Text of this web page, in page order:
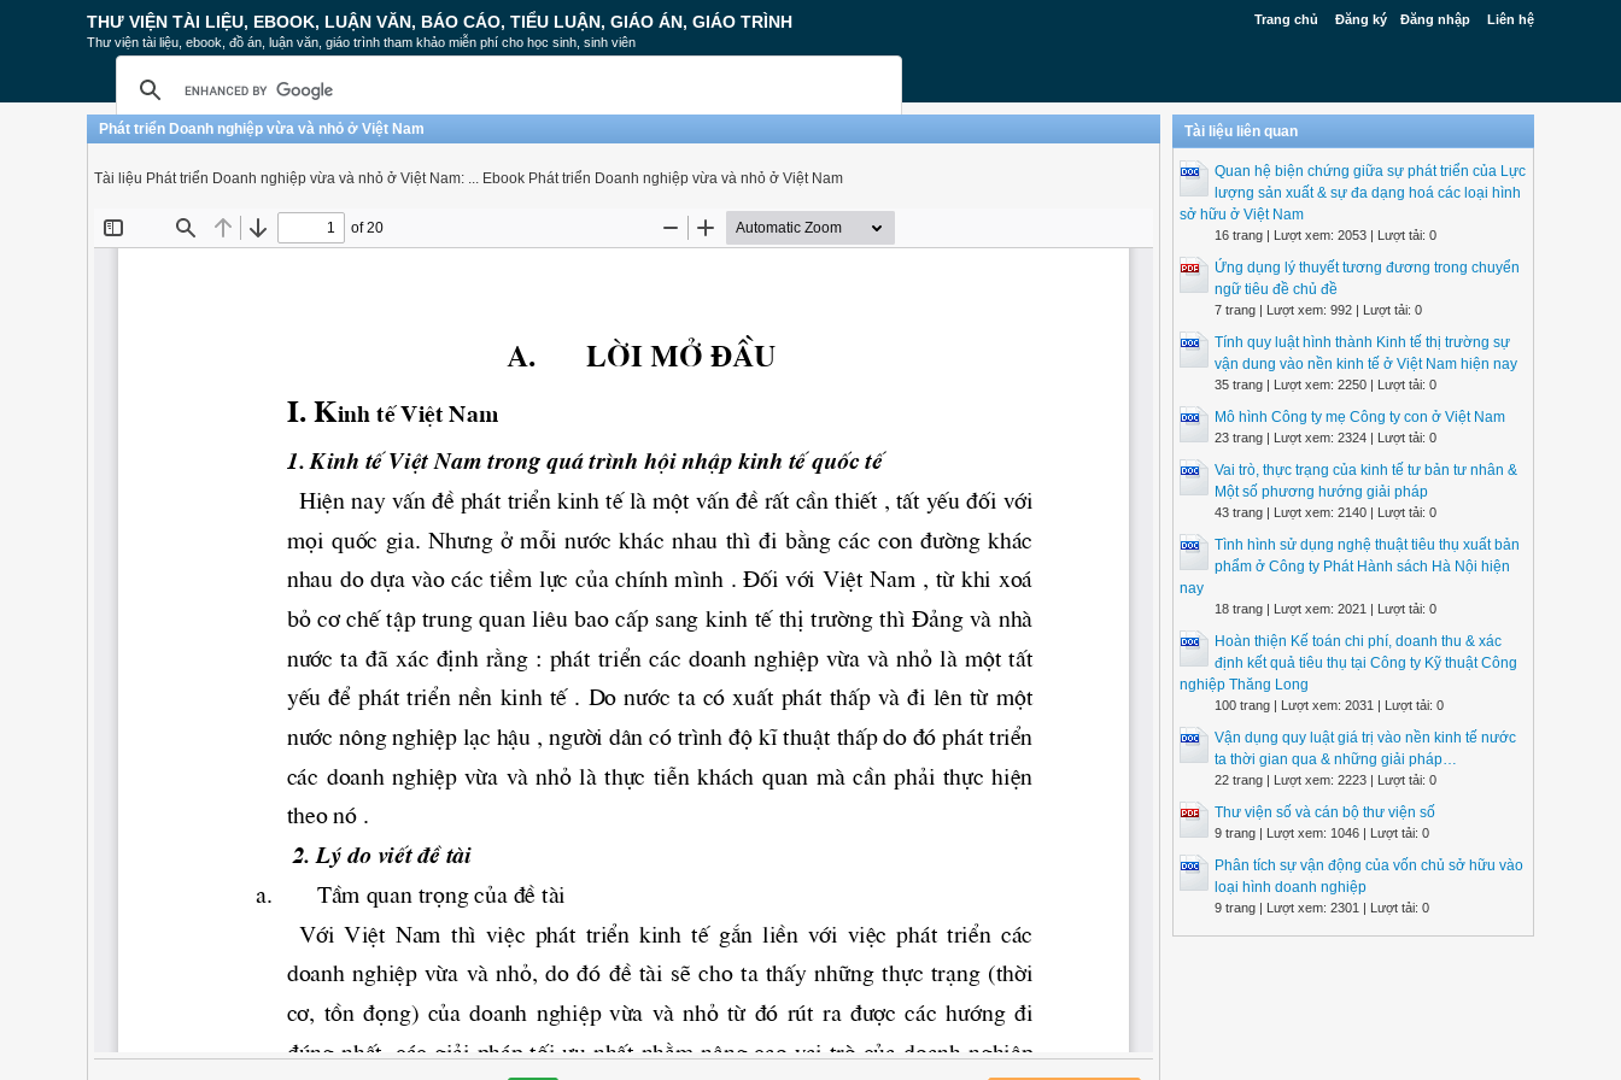
Trang chủ Đăng ký Đăng nhập Liên hệ
THƯ VIỆN TÀI LIỆU, EBOOK, LUẬN VĂN, BÁO CÁO, TIỂU LUẬN, GIÁO ÁN, GIÁO TRÌNH
Thư viện tài liệu, ebook, đồ án, luận văn, giáo trình tham khảo miễn phí cho học sinh, sinh viên
Phát triển Doanh nghiệp vừa và nhỏ ở Việt Nam
Tài liệu Phát triển Doanh nghiệp vừa và nhỏ ở Việt Nam: ... Ebook Phát triển Doanh nghiệp vừa và nhỏ ở Việt Nam
Tài liệu liên quan
Quan hệ biện chứng giữa sự phát triển của Lực
lượng sản xuất & sự đa dạng hoá các loại hình
sở hữu ở Việt Nam
16 trang | Lượt xem: 2053 | Lượt tải: 0
Ứng dụng lý thuyết tương đương trong chuyển
ngữ tiêu đề chủ đề
7 trang | Lượt xem: 992 | Lượt tải: 0
Tính quy luật hình thành Kinh tế thị trường sự
vận dung vào nền kinh tế ở Việt Nam hiện nay
35 trang | Lượt xem: 2250 | Lượt tải: 0
Mô hình Công ty mẹ Công ty con ở Việt Nam
23 trang | Lượt xem: 2324 | Lượt tải: 0
Vai trò, thực trạng của kinh tế tư bản tư nhân &
Một số phương hướng giải pháp
43 trang | Lượt xem: 2140 | Lượt tải: 0
Tình hình sử dụng nghệ thuật tiêu thụ xuất bản
phẩm ở Công ty Phát Hành sách Hà Nội hiện
nay
18 trang | Lượt xem: 2021 | Lượt tải: 0
Hoàn thiện Kế toán chi phí, doanh thu & xác
định kết quả tiêu thụ tại Công ty Kỹ thuật Công
nghiệp Thăng Long
100 trang | Lượt xem: 2031 | Lượt tải: 0
Vận dụng quy luật giá trị vào nền kinh tế nước
ta thời gian qua & những giải pháp…
22 trang | Lượt xem: 2223 | Lượt tải: 0
Thư viện số và cán bộ thư viện số
9 trang | Lượt xem: 1046 | Lượt tải: 0
Phân tích sự vận động của vốn chủ sở hữu vào
loại hình doanh nghiệp
9 trang | Lượt xem: 2301 | Lượt tải: 0